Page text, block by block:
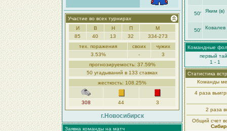
Участие во всех турнирах
И
В Н П
М
85
40 13 32
334-273
тех. поражения
своих
чужих
3.53%
-
3
прогнозируемость: 37.59%
50 угадываний в 133 ставках
жесткость: 108.25%
308 44 3
г.Новосибирск
Заявка команды на матч
50′ Яким (в)
50′ Ковалев
Командные
первый
1 - 1
Статистика
Команды
4 раза
2 раза
Общий счет